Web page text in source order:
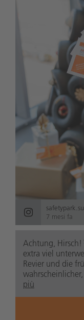
7 mesi fa
Achtung, Hirsch!
extra viel
Revier und die
più